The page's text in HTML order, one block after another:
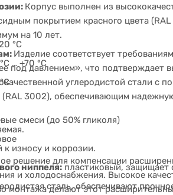
Корпус выполнен из
покрытием красного цвета
на 10 лет.
Изделие соответствует
под давлением», что подтверждает
°C
… +70 °C
смеси (до 50% гликоля)
углеродистой стали с
3002), обеспечивающим
износу и коррозии.
ниппеля:пластиковый, защищает
сталь, обеспечивают
решение для компенсации
и холодоснабжения. Высокое
монтажа делают этот